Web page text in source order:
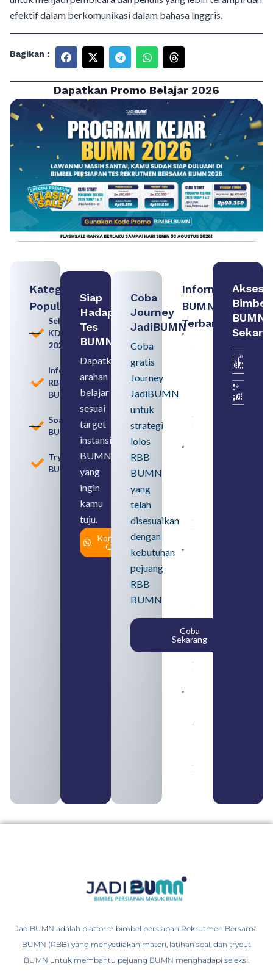
efektif dalam berkomunikasi dalam bahasa Inggris.
Bagikan :
Dapatkan Promo Belajar 2026
Kategori
Populer
Seleksi
KDKMP
2026
Informasi
RBB
BUMN
Soal
BUMN
Tryout
BUMN
Siap
Hadapi
Tes
BUMN
Dapatkan
arahan
belajar
sesuai
target
instansi
BUMN
yang
ingin
kamu
tuju.
Konsultasi
Gratis
Coba
Journey
JadiBUMN
Coba
gratis
Journey
JadiBUMN
untuk
strategi
lolos
RBB
BUMN
yang
telah
disesuaikan
dengan
kebutuhan
pejuang
RBB
BUMN
Coba
Sekarang
Informasi
BUMN
Terbaru:
Persiapan
Seleksi
Rekrutmen
Memahami
August 8,
2026
August 6,
2026
SMA
Syarat,
Posisi,
dan
Cara
Daftar
August 5,
2026
yang
August 4,
2026
Akses
Bimbel
BUMN
JadiBUMN adalah platform bimbel persiapan Rekrutmen Bersama
BUMN (RBB) yang menyediakan materi, latihan soal, dan tryout
BUMN untuk membantu pejuang BUMN menghadapi seleksi.